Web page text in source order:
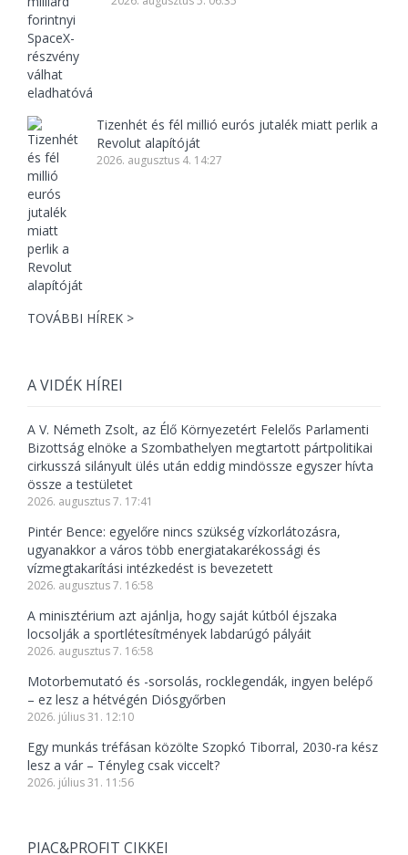
Tizenhét és fél millió eurós jutalék miatt perlik a
Revolut alapítóját
2026. augusztus 4. 14:27
TOVÁBBI HÍREK >
A VIDÉK HÍREI
A V. Németh Zsolt, az Élő Környezetért Felelős Parlamenti
Bizottság elnöke a Szombathelyen megtartott pártpolitikai
cirkusszá silányult ülés után eddig mindössze egyszer hívta
össze a testületet
2026. augusztus 7. 17:41
Pintér Bence: egyelőre nincs szükség vízkorlátozásra,
ugyanakkor a város több energiatakarékossági és
vízmegtakarítási intézkedést is bevezetett
2026. augusztus 7. 16:58
A minisztérium azt ajánlja, hogy saját kútból éjszaka
locsolják a sportlétesítmények labdarúgó pályáit
2026. augusztus 7. 16:58
Motorbemutató és -sorsolás, rocklegendák, ingyen belépő
– ez lesz a hétvégén Diósgyőrben
2026. július 31. 12:10
Egy munkás tréfásan közölte Szopkó Tiborral, 2030-ra kész
lesz a vár – Tényleg csak viccelt?
2026. július 31. 11:56
PIAC&PROFIT CIKKEI